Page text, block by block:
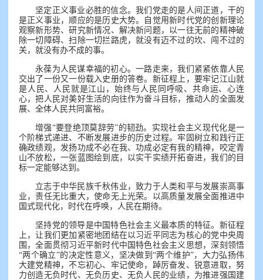
坚定正义事业必胜的信念。我们党走的是人间正道，干的
是正义事业，顺应的是历史大势。自觉用新时代党的创新理论
观察新形势、研究新情况、解决新问题，以一往无前的精神破
除一切障碍、扫除一切拦路虎，就没有迈不过的坎、闯不过的
关，就没有办不成的事。
永葆为人民谋幸福的初心。一路走来，我们紧紧依靠人民
交出了一份又一份载入史册的答卷。新征程上，要牢记江山就
是人民、人民就是江山，始终与人民同呼吸、共命运、心连
心，把人民对美好生活的向往作为奋斗目标，推动人的全面发
展、全体人民共同富裕。
增强“要登绝顶莫辞劳”的韧劲。实现社会主义现代化是一
个阶梯式递进、不断发展进步的历史过程。牢固树立和践行正
确政绩观，发扬功成不必在我、功成必定有我的精神，咬定青
山不放松，一张蓝图绘到底，以实干实绩开拓奋进，我们的目
标一定能够达到。
立志于中华民族千秋伟业，致力于人类和平与发展崇高事
业，责任无比重大，使命无上光荣。以高质量发展全面推进中
国式现代化，时代在呼唤，人民在期待。
坚持党的领导是中国特色社会主义最本质的特征。新征程
上，让我们更加紧密地团结在以习近平同志为核心的党中央周
围，全面贯彻习近平新时代中国特色社会主义思想，深刻领悟
“两个确立”的决定性意义，坚决做到“两个维护”，大力弘扬伟
大建党精神，不忘初心、牢记使命，踔厉奋发、锐意进取，努
力创造无负时代、无负历史、无负人民的业绩，为推进强国建